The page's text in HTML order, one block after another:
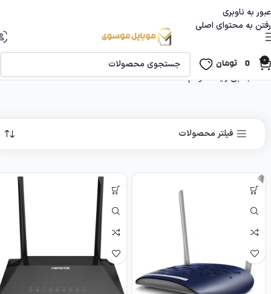
عبور به ناوبری
رفتن به محتوای اصلی
0
0 تومان
جانبی رایانه مودم
فیلتر محصولات